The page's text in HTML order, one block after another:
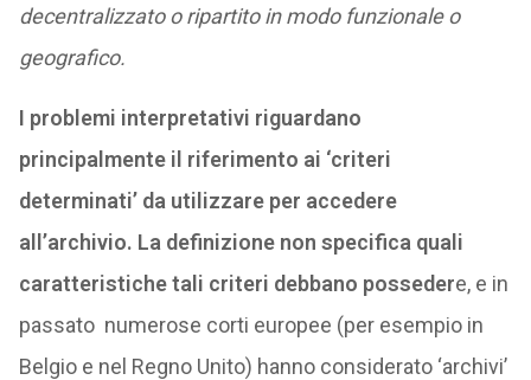
decentralizzato o ripartito in modo funzionale o
geografico.
I problemi interpretativi riguardano
principalmente il riferimento ai ‘criteri
determinati’ da utilizzare per accedere
all’archivio. La definizione non specifica quali
caratteristiche tali criteri debbano possedere, e in
passato numerose corti europee (per esempio in
Belgio e nel Regno Unito) hanno considerato ‘archivi’